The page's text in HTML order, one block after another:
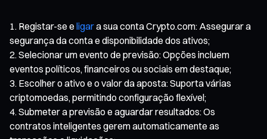
Registar-se e ligara sua conta Crypto.com: Assegurar a
segurança da conta e disponibilidade dos ativos;
Selecionar um evento de previsão: Opções incluem
eventos políticos, financeiros ou sociais em destaque;
Escolher o ativo e o valor da aposta: Suporta várias
criptomoedas, permitindo configuração flexível;
Submeter a previsão e aguardar resultados: Os
contratos inteligentes gerem automaticamente as